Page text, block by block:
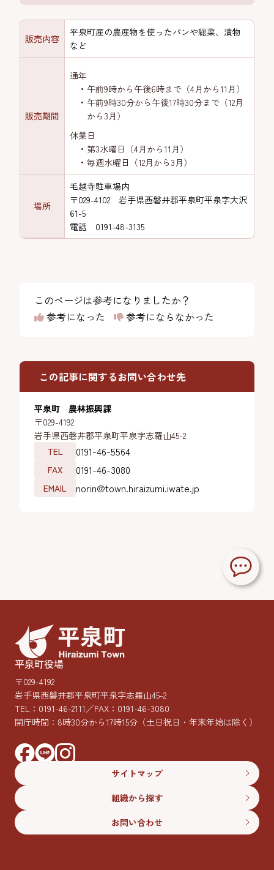
販売内容
平泉町産の農産物を使ったパンや総菜、漬物
など
販売期間
通年
午前9時から午後6時まで（4月から11月）
午前9時30分から午後17時30分まで（12月
から3月）
休業日
第3水曜日（4月から11月）
毎週水曜日（12月から3月）
場所
毛越寺駐車場内
〒029-4102 岩手県西磐井郡平泉町平泉字大沢
61-5
電話 0191-48-3135
このページは参考になりましたか？
参考になった
参考にならなかった
この記事に関するお問い合わせ先
平泉町 農林振興課
〒029-4192
岩手県西磐井郡平泉町平泉字志羅山45-2
TEL
0191-46-5564
FAX 0191-46-3080
EMAIL norin@town.hiraizumi.iwate.jp
平泉町役場
〒029-4192
岩手県西磐井郡平泉町平泉字志羅山45-2
TEL： 0191-46-2111／FAX：0191-46-3080
開庁時間：8時30分から17時15分 （土日祝日・年末年始は除く）
サイトマップ
組織から探す
お問い合わせ